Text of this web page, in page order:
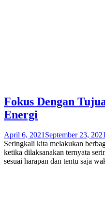
Fokus Dengan
Energi
April 6, 2021September 23,
Seringkali kita melakukan
ketika dilaksanakan ternyata
sesuai harapan dan tentu saja